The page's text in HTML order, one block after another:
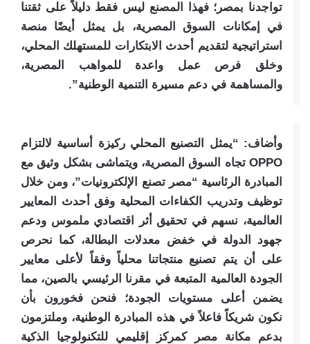
تواجدنا بمصر؛ فهذا المصنع ليس فقط دليلاً على ثقتنا
في إمكانات السوق المصرية، بل يمثل أيضًا منصة
استراتيجية لتقديم أحدث الابتكارات للمستهلك المحلي،
وخلق فرص عمل واعدة للمواهب المصرية،
والمساهمة في دعم مسيرة التنمية الوطنية”.
وأضاف: “يمثل التصنيع المحلي ركيزة أساسية لالتزام
OPPO تجاه السوق المصرية، ويتماشى بشكل وثيق مع
المبادرة الرئاسية “مصر تصنع الإلكترونيات”، ومن خلال
توظيف وتدريب الكفاءات المحلية وفق أحدث المعايير
العالمية، نسهم في تحقيق أثر اقتصادي ملموس ودعم
جهود الدولة في خفض معدلات البطالة، كما نحرص
على أن يتم تصنيع منتجاتنا محلياً وفقاً لأعلى معايير
الجودة العالمية المتبعة في مقرنا الرئيسي بالصين، مما
يضمن أعلى مستويات الجودة؛ فنحن فخورون بأن
نكون شريكاً فاعلاً في هذه المبادرة الوطنية، وملتزمون
بدعم مكانة مصر كمركز إقليمي للتكنولوجيا الذكية